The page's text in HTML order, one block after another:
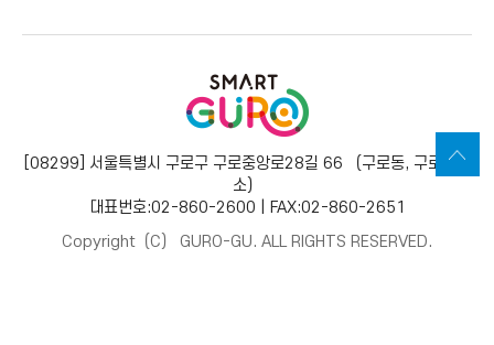
[08299] 서울특별시 구로구 구로중앙로28길 66 （구로동, 구로보건
소）
대표번호:02-860-2600 | FAX:02-860-2651
Copyright（C） GURO-GU. ALL RIGHTS RESERVED.